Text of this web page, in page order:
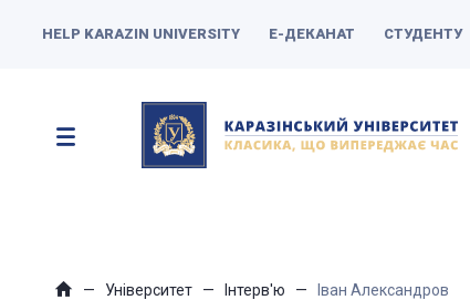
HELP KARAZIN UNIVERSITY Е-ДЕКАНАТ СТУДЕНТУ
Університет Інтерв'ю Іван Александров